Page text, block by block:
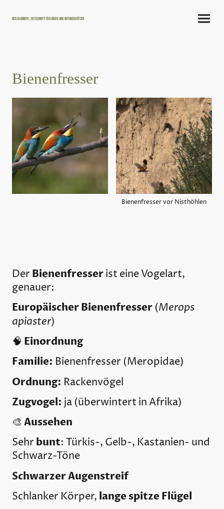
Der Jagdbote, Zeitschrift für Jäger und Naturschützer
Bienenfresser
Bienenfresser vor Nisthöhlen
Der Bienenfresserist eine Vogelart,
genauer:
Europäischer Bienenfresser (Merops
apiaster)
🧠 Einordnung
Familie: Bienenfresser (Meropidae)
Ordnung: Rackenvögel
Zugvogel: ja (überwintert in Afrika)
🎨 Aussehen
Sehr bunt: Türkis-, Gelb-, Kastanien- und
Schwarz-Töne
Schwarzer Augenstreif
Schlanker Körper, lange spitze Flügel